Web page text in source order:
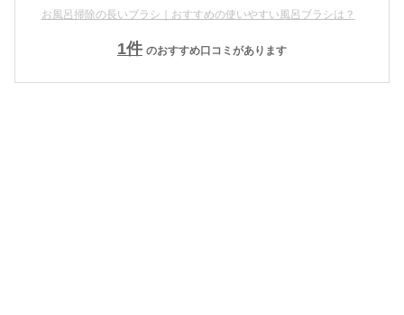
お風呂掃除の長いブラシ｜おすすめの使いやすい風呂ブラシは？
1件 のおすすめ口コミがあります